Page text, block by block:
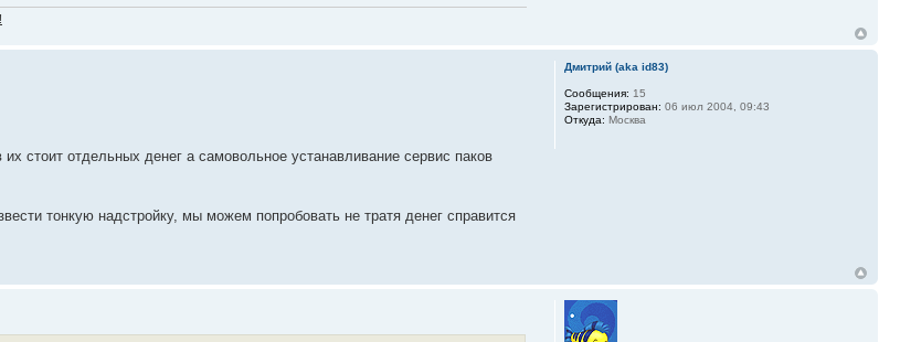
стоит отдельных денег а самовольное устанавливание сервис паков
тонкую надстройку, мы можем попробовать не тратя денег справится
Дмитрий (aka id83)
Сообщения: 15
Зарегистрирован: 06 июл 2004, 09:43
Откуда: Москва